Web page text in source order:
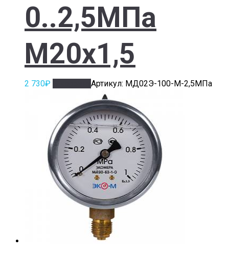
0..2,5МПа
М20х1,5
2 730₽ Артикул: МД02Э-100-М-2,5МПа